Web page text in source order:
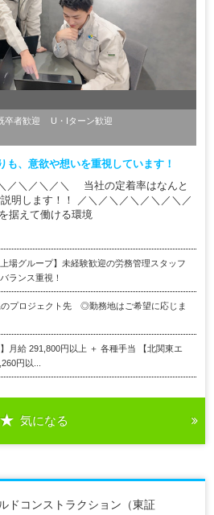
卒者歓迎
U・Iターン歓迎
も、意欲や想いを重視しています！
／＼／＼／＼ 当社の定着率はなんと
します！！ ／＼／＼／＼／＼／＼／
据えて働ける環境
上場グループ】未経験歓迎の労務管理スタッフ
ランス重視！
のプロジェクト先 ◎勤務地はご希望に応じま
】月給 291,800円以上 ＋ 各種手当 【北関東エ
円以...
気になる
ドコンストラクション（東証